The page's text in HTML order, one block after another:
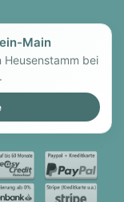
Main
Heusenstamm bei